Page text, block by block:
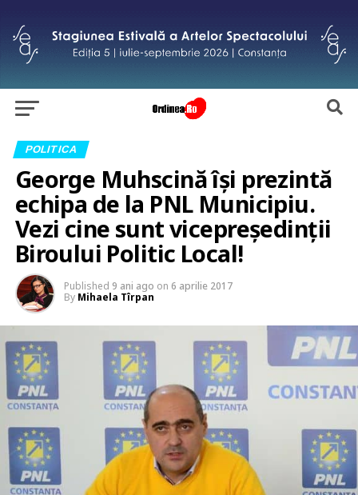
POLITICA
George Muhscină își prezintă
echipa de la PNL Municipiu.
Vezi cine sunt vicepreședinții
Biroului Politic Local!
Published 9 ani ago on 6 aprilie 2017
By Mihaela Tîrpan